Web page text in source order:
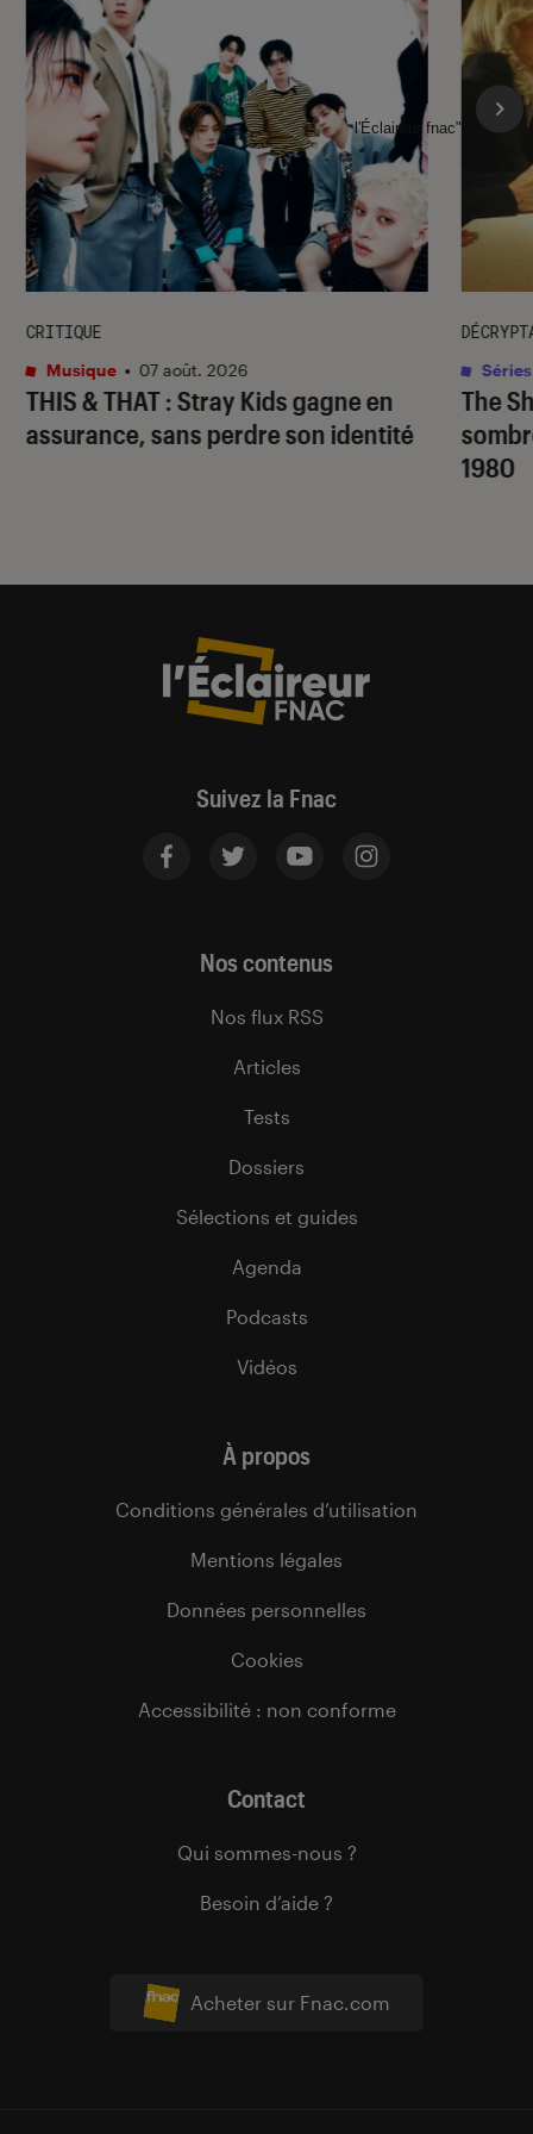
THIS & THAT: Stray Kids gagne en
assurance, sans perdre son identité
CRITIQUE
Musique • 07 août. 2026
The
1980
Séries
l'Éclaireur fnac">
Suivez la Fnac
Acheter sur Fnac.com
Nos contenus
Nos flux RSS
Articles
Tests
Dossiers
Sélections et guides
Agenda
Podcasts
Vidéos
À propos
Conditions générales d’utilisation
Mentions légales
Données personnelles
Cookies
Accessibilité : non conforme
Contact
Qui sommes-nous ?
Besoin d’aide ?